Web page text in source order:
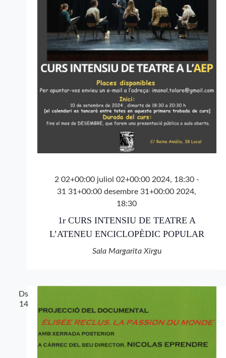
2 02+00:00 juliol 02+00:00 2024, 18:30-
31 31+00:00 desembre 31+00:00 2024,
18:30
1r CURS INTENSIU DE TEATRE A
L’ATENEU ENCICLOPÈDIC POPULAR
Sala Margarita Xirgu
Ds
14